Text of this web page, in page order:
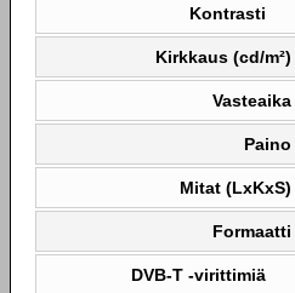
Kontrasti
Kirkkaus (cd/m²)
Vasteaika
Paino
Mitat (LxKxS)
Formaatti
DVB-T -virittimiä